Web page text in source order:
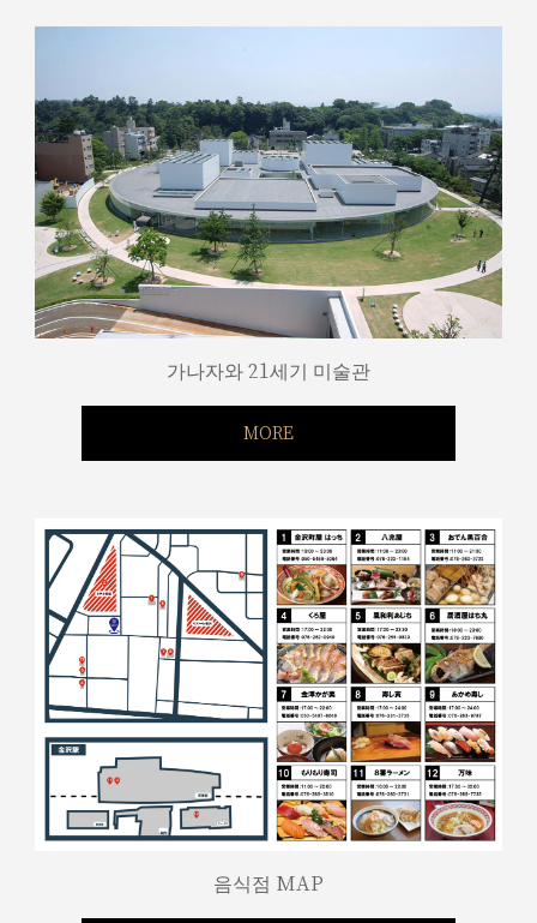
가나자와 21세기 미술관
MORE
음식점 MAP